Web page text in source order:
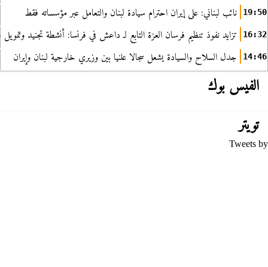
19:50 نائب لبناني: على إيران احترام سيادة لبنان والتعامل عبر مؤسساته فقط
16:32 تزايد نفوذ تنظيم فرسان العزة التابع لـ داعش في فرنسا: أنشطة تجنيد
14:46 جدل السلاح والسيادة يشعل سجالا علنيا بين وزيري خارجية لبنان وإيران
الفيس بوك
تويتر
Tweets by